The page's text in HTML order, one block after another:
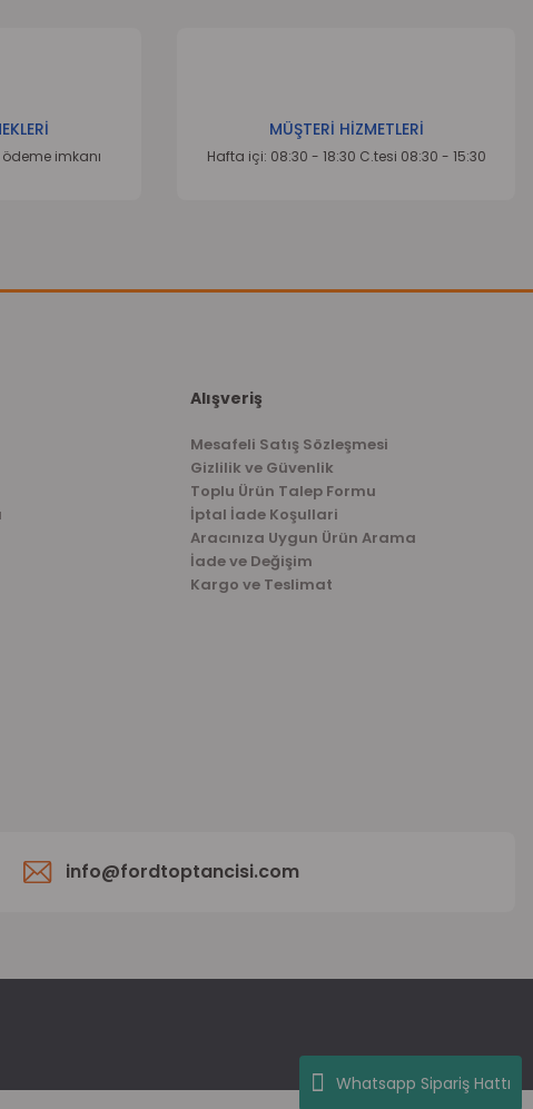
Whatsapp Sipariş Hattı
ödeme imkanı
MÜŞTERİ HİZMETLERİ
Hafta içi: 08:30 - 18:30 C.tesi 08:30 - 15:30
Alışveriş
Mesafeli Satış Sözleşmesi
Gizlilik ve Güvenlik
Toplu Ürün Talep Formu
İptal İade Koşullari
Aracınıza Uygun Ürün Arama
İade ve Değişim
Kargo ve Teslimat
info@fordtoptancisi.com